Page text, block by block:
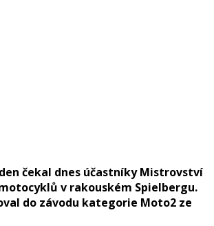
čekal dnes účastníky Mistrovství
v rakouském Spielbergu.
do závodu kategorie Moto2 ze